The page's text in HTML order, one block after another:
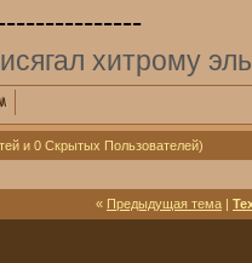
хитрому
и 0 Скрытых Пользователей)
« Предыдущая тема |